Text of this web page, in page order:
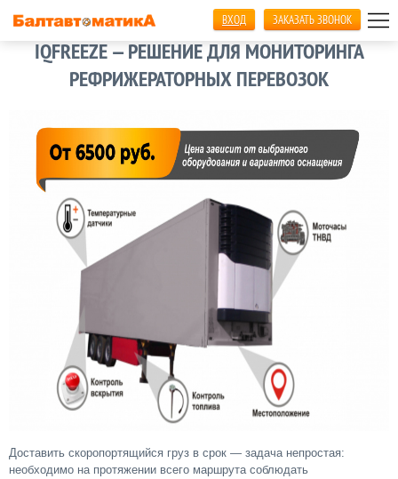
ВХОД ЗАКАЗАТЬ ЗВОНОК
Главная Мониторинг транспорта Рефрижераторы
IQFREEZE — РЕШЕНИЕ ДЛЯ МОНИТОРИНГА
РЕФРИЖЕРАТОРНЫХ ПЕРЕВОЗОК
Доставить скоропортящийся груз в срок — задача непростая:
необходимо на протяжении всего маршрута соблюдать